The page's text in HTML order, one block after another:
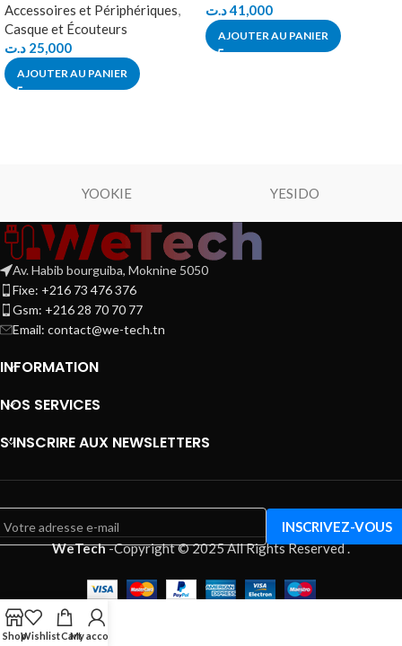
Accessoires et Périphériques,
Casque et Écouteurs
25,000 د.ت
AJOUTER AU PANIER
41,000د.ت
AJOUTER AU PANIER
YOOKIE YESIDO
Av. Habib bourguiba, Moknine 5050
Fixe: +216 73 476 376
Gsm: +216 28 70 70 77
Email: contact@we-tech.tn
INFORMATION
NOS SERVICES
S’INSCRIRE AUX NEWSLETTERS
WeTech-Copyright © 2025 All Rights Reserved.
ShopWishlistCartMy account